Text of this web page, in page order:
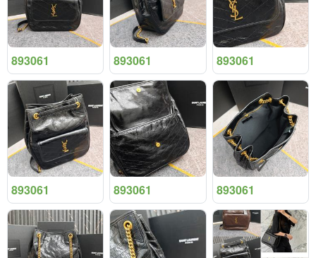
893061 893061 893061
893061 893061 893061